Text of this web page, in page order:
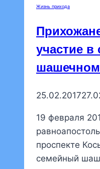
Жизнь прихода
участие
25.02.2017
19 февраля
проспекте
семейный